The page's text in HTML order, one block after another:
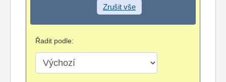
Zrušit vše
Řadit podle: